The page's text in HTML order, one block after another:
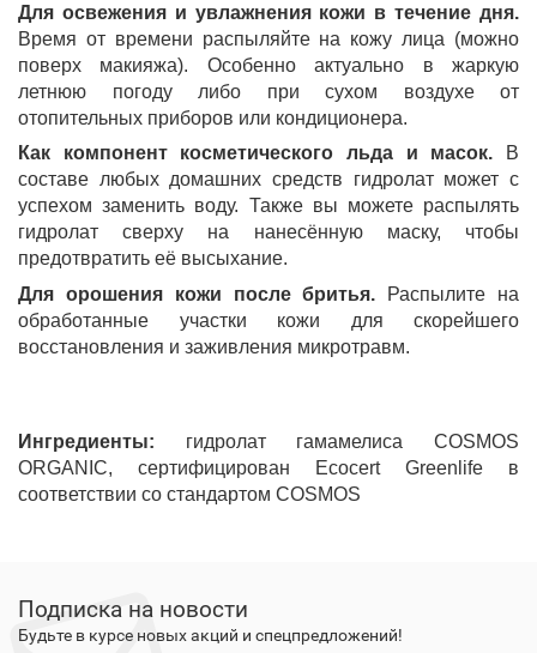
Для освежения и увлажнения кожи в течение дня.
Время от времени распыляйте на кожу лица (можно
поверх макияжа). Особенно актуально в жаркую
летнюю погоду либо при сухом воздухе от
отопительных приборов или кондиционера.
Как компонент косметического льда и масок.
В
составе любых домашних средств гидролат может с
успехом заменить воду. Также вы можете распылять
гидролат сверху на нанесённую маску, чтобы
предотвратить её высыхание.
Для орошения кожи после бритья.
Распылите на
обработанные участки кожи для скорейшего
восстановления и заживления микротравм.
Ингредиенты: гидролат гамамелиса COSMOS
ORGANIC, сертифицирован Ecocert Greenlife в
соответствии со стандартом COSMOS
Подписка на новости
Будьте в курсе новых акций и спецпредложений!